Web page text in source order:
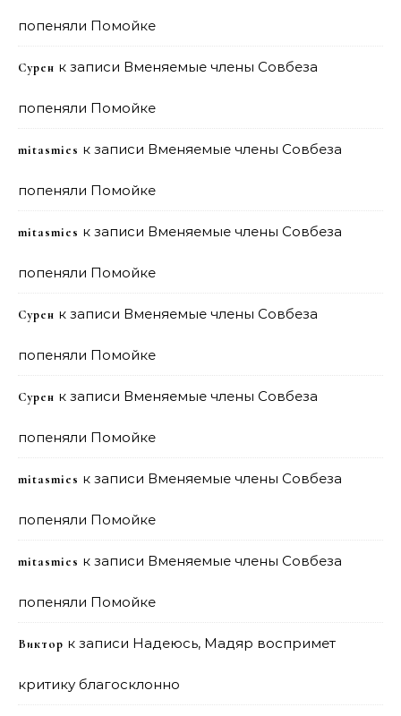
попеняли Помойке
Сурен к записи Вменяемые члены Совбеза
попеняли Помойке
mitasmies к записи Вменяемые члены Совбеза
попеняли Помойке
mitasmies к записи Вменяемые члены Совбеза
попеняли Помойке
Сурен к записи Вменяемые члены Совбеза
попеняли Помойке
Сурен к записи Вменяемые члены Совбеза
попеняли Помойке
mitasmies к записи Вменяемые члены Совбеза
попеняли Помойке
mitasmies к записи Вменяемые члены Совбеза
попеняли Помойке
Виктор к записи Надеюсь, Мадяр воспримет
критику благосклонно